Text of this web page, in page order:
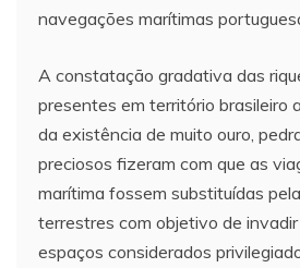
navegações marítimas
A constatação gradativa das
presentes em território brasileiro
da existência de muito ouro,
preciosos fizeram com que as
marítima fossem substituídas
terrestres com objetivo de
espaços considerados